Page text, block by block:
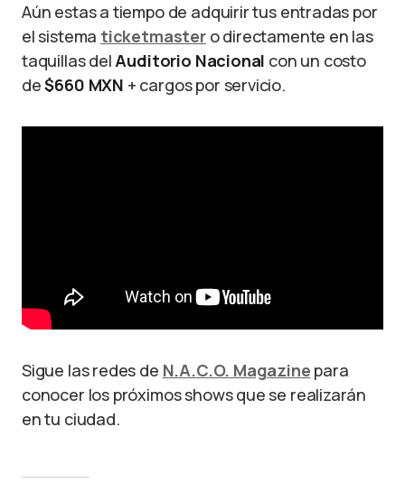
Aún estas a tiempo de adquirir tus entradas por
el sistema ticketmastero directamente en las
taquillas delAuditorio Nacional con un costo
de$660 MXN + cargos por servicio.
Sigue las redes de N.A.C.O. Magazine para
conocer los próximos shows que se realizarán
en tu ciudad.